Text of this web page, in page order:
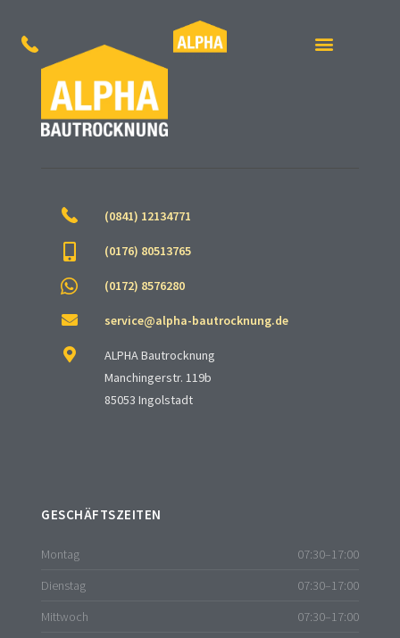
(0841) 12134771
(0176) 80513765
(0172) 8576280
service@alpha-bautrocknung.de
ALPHA Bautrocknung
Manchingerstr. 119b
85053 Ingolstadt
GESCHÄFTSZEITEN
Montag
07:30–17:00
Dienstag
07:30–17:00
Mittwoch
07:30–17:00